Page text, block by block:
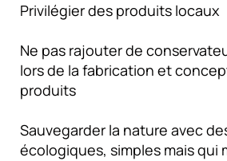
Privilégier des produits locaux
Ne pas rajouter de
lors de la fabrication et
produits
Sauvegarder la nature avec
écologiques, simples mais qui